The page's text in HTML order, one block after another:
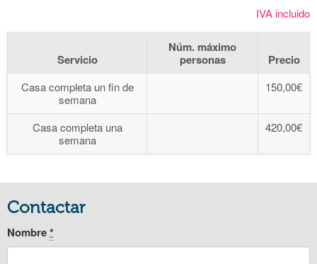
IVA incluido
Servicio
Núm. máximo
personas
Precio
Casa completa un fin de
semana
150,00€
Casa completa una
semana
420,00€
Contactar
Nombre*